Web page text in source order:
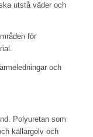
utstå väder och
för
och
Polyuretan som
källargolv och